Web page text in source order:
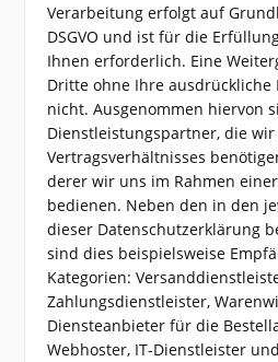
Verarbeitung erfolgt auf
DSGVO und ist für die
Ihnen erforderlich. Eine
Dritte ohne Ihre
nicht. Ausgenommen hiervon
Dienstleistungspartner, die
Vertragsverhältnisses
derer wir uns im Rahmen
bedienen. Neben den in den
dieser Datenschutzerklärung
sind dies beispielsweise
Kategorien:
Zahlungsdienstleister,
Diensteanbieter für die
Webhoster, IT-Dienstleister